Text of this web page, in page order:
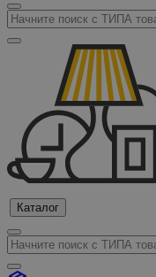
Каталог